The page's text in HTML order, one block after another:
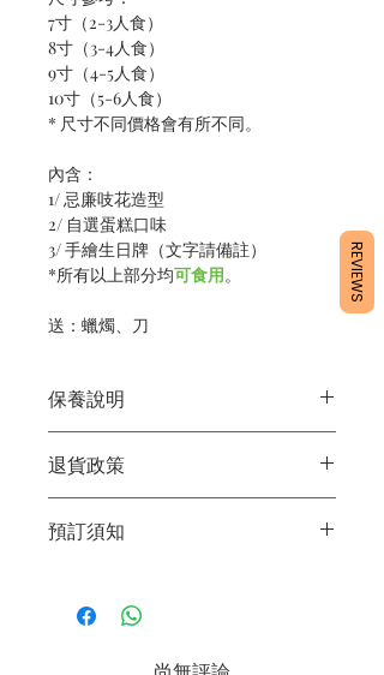
7寸（2-3人食）
8寸（3-4人食）
9寸（4-5人食）
10寸（5-6人食）
* 尺寸不同價格會有所不同。
內含：
1/ 忌廉吱花造型
2/ 自選蛋糕口味
3/ 手繪生日牌（文字請備註）
*所有以上部分均可食用。
送：蠟燭、刀
保養說明
度。
2/運送時避免大力搖晃。
3/最佳保存期：3日內食用完畢
退貨政策
作，不設退換。
預訂須知
定日期取貨請提早10-14天前落單🤗2/
下單後24小時內會有專人電郵確認訂單
REVIEWS